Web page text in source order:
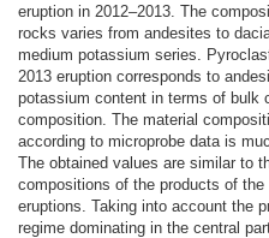
eruption in 2012–2013. The
rocks varies from andesites to
medium potassium series.
2013 eruption corresponds to
potassium content in terms of bulk
composition. The material
according to microprobe data is
The obtained values are similar to
compositions of the products of the
eruptions. Taking into account the
regime dominating in the central